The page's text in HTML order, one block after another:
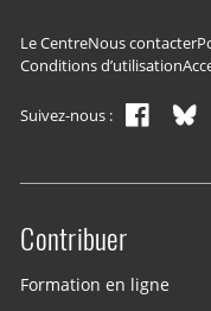
Navigation
Le CentreNous contacter
Conditions d’utilisation
Suivez-nous :
Site menu
Contribuer
Formation en ligne